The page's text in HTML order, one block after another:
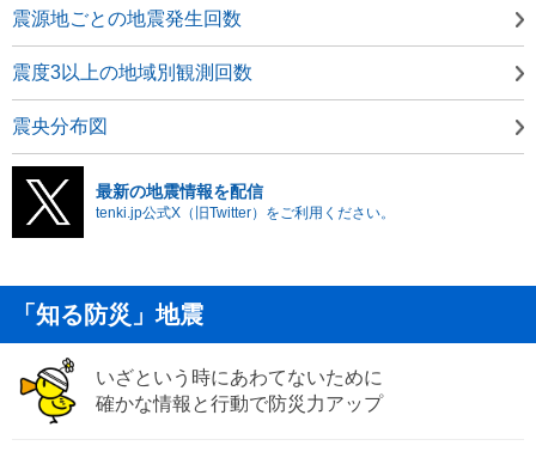
震源地ごとの地震発生回数
震度3以上の地域別観測回数
震央分布図
最新の地震情報を配信
tenki.jp公式X（旧Twitter）をご利用ください。
「知る防災」地震
いざという時にあわてないために
確かな情報と行動で防災力アップ